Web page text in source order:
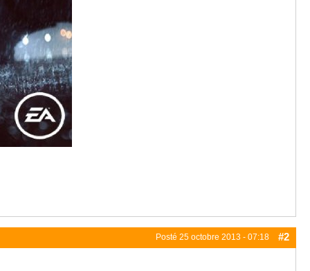
Posté 25 octobre 2013 - 07:18 #2